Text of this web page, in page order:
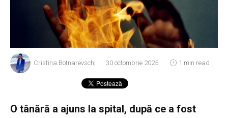
Cristina Botnarevschi 30 octombrie 2025 1 min read
O tânără a ajuns la spital, după ce a fost